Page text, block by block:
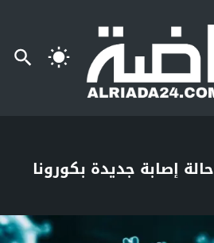
المغرب يسجل 37 حالة إصابة جديدة بكورونا